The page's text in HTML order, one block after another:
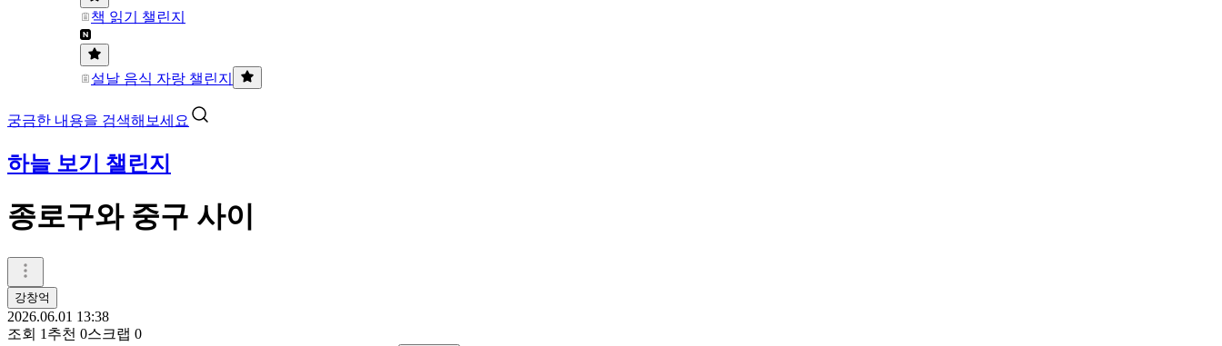
책 읽기 챌린지
설날 음식 자랑 챌린지
궁금한 내용을 검색해보세요
하늘 보기 챌린지
종로구와 중구 사이
강창억
2026.06.01 13:38
조회 1 추천 0스크랩 0